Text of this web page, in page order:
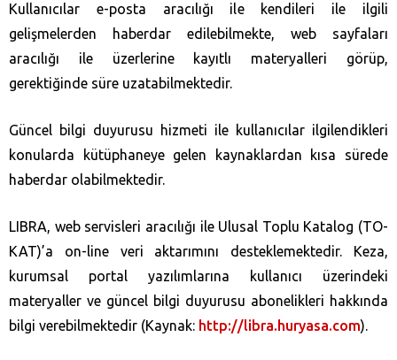
Kullanıcılar e-posta aracılığı ile kendileri ile ilgili
gelişmelerden haberdar edilebilmekte, web sayfaları
aracılığı ile üzerlerine kayıtlı materyalleri görüp,
gerektiğinde süre uzatabilmektedir.
Güncel bilgi duyurusu hizmeti ile kullanıcılar ilgilendikleri
konularda kütüphaneye gelen kaynaklardan kısa sürede
haberdar olabilmektedir.
LIBRA, web servisleri aracılığı ile Ulusal Toplu Katalog (TO-
KAT)’a on-line veri aktarımını desteklemektedir. Keza,
kurumsal portal yazılımlarına kullanıcı üzerindeki
materyaller ve güncel bilgi duyurusu abonelikleri hakkında
bilgi verebilmektedir (Kaynak: http://libra.huryasa.com).